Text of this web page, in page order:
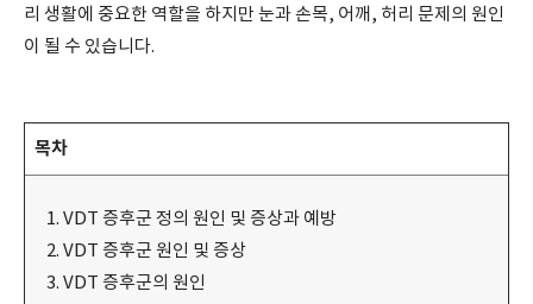
리 생활에 중요한 역할을 하지만 눈과 손목, 어깨, 허리 문제의 원인
이 될 수 있습니다.
목차
VDT 증후군 정의 원인 및 증상과 예방
VDT 증후군 원인 및 증상
VDT 증후군의 원인